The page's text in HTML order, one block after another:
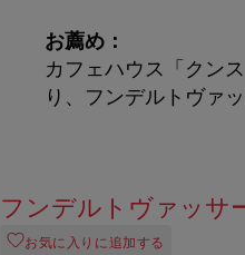
お薦め：
カフェハウス「クン
り、フンデルトヴァ
フンデルトヴァッサ
お気に入りに追加する